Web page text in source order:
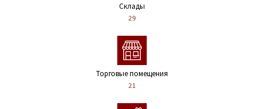
Склады
29
Торговые помещения
21